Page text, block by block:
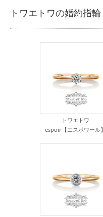
トワエトワの婚約指輪
トワエトワ
espoir【エスポワール】